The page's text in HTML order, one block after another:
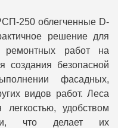
250 облегченные D-
решение для
ремонтных работ на
создания безопасной
фасадных,
видов работ. Леса
легкостью, удобством
что делает их